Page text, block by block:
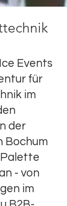
Events
für
im
der
Bochum
- von
im